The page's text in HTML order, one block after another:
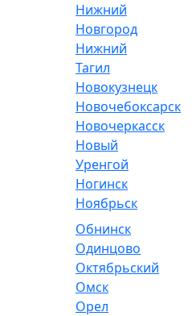
Нижний
Новгород
Нижний
Тагил
Новокузнецк
Новочебоксарск
Новочеркасск
Новый
Уренгой
Ногинск
Ноябрьск
Обнинск
Одинцово
Октябрьский
Омск
Орел